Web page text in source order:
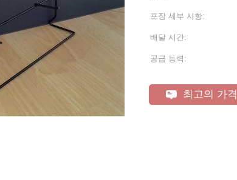
포장 세부 사항:
배달 시간:
공급 능력:
최고의 가격